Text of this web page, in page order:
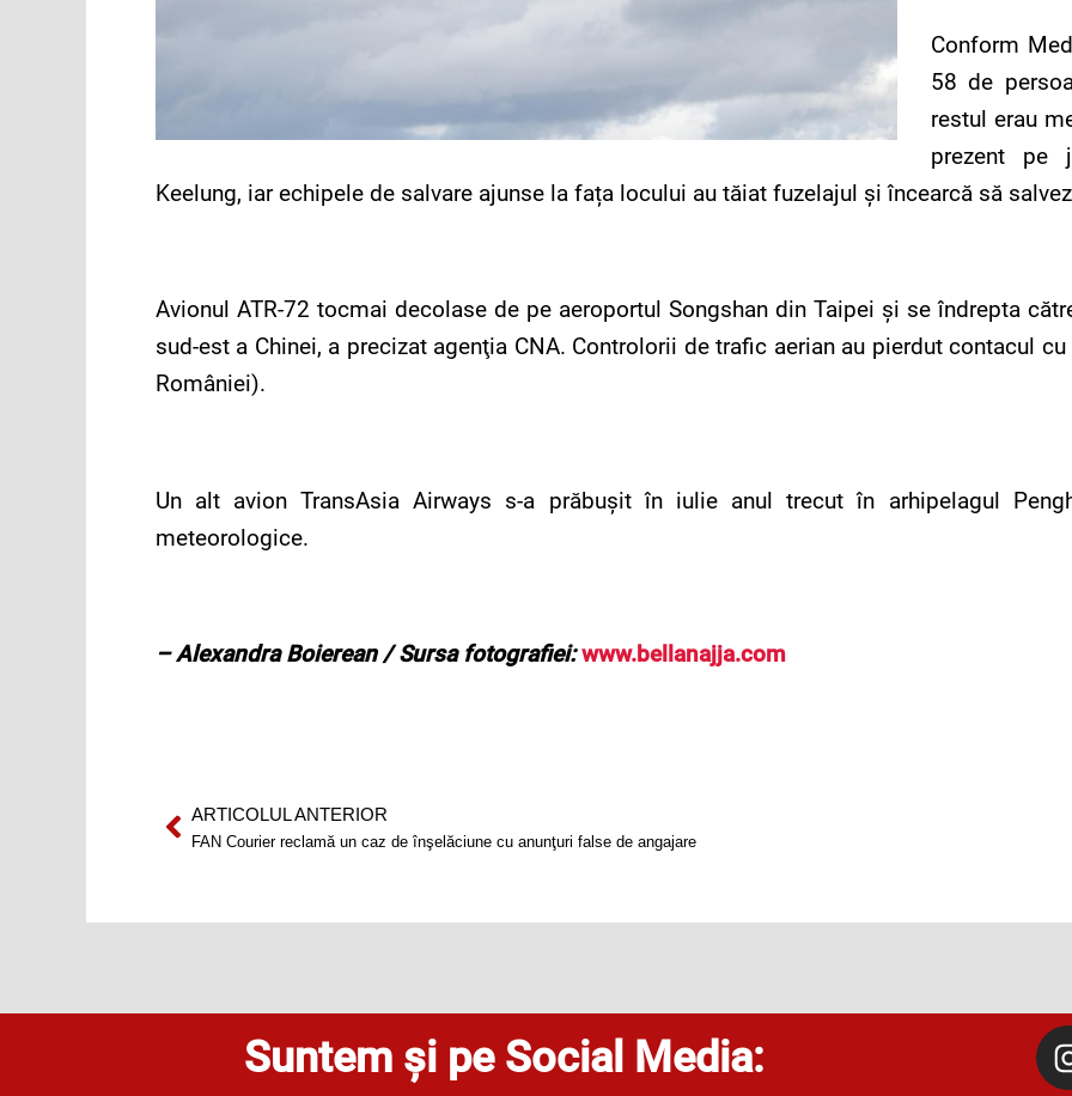
Conform
58 de
restul erau
prezent pe
Keelung, iar echipele de salvare ajunse la fața locului au tăiat fuzelajul și încearcă să
Avionul ATR-72 tocmai decolase de pe aeroportul Songshan din Taipei şi se îndrepta
sud-est a Chinei, a precizat agenţia CNA. Controlorii de trafic aerian au pierdut contacul
României).
Un alt avion TransAsia Airways s-a prăbușit în iulie anul trecut în arhipelagul
meteorologice.
– Alexandra Boierean / Sursa fotografiei:www.bellanajja.com
Prev
ARTICOLUL ANTERIOR
FAN Courier reclamă un caz de înşelăciune cu anunţuri false de angajare
Suntem și pe Social Media: